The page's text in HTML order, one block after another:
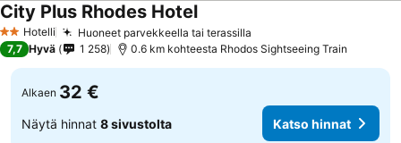
2 Tähtiluokitus
Hotelli Huoneet parvekkeella tai terassilla
City Plus Rhodes HotelKatso hinnat
7,7 Hyvä 1 258 0.6 km kohteesta Rhodos Sightseeing Train
Alkaen 32 €
Näytä hinnat 8 sivustolta Katso hinnat